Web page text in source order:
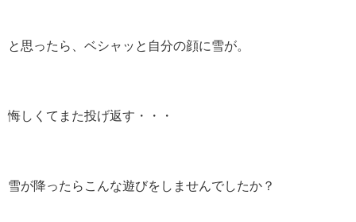
と思ったら、ベシャッと自分の顔に雪が。
悔しくてまた投げ返す・・・
雪が降ったらこんな遊びをしませんでしたか？